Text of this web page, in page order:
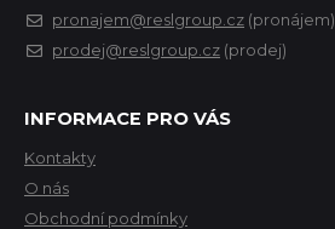
pronajem@reslgroup.cz (pronájem)
prodej@reslgroup.cz (prodej)
INFORMACE PRO VÁS
Kontakty
O nás
Obchodní podmínky